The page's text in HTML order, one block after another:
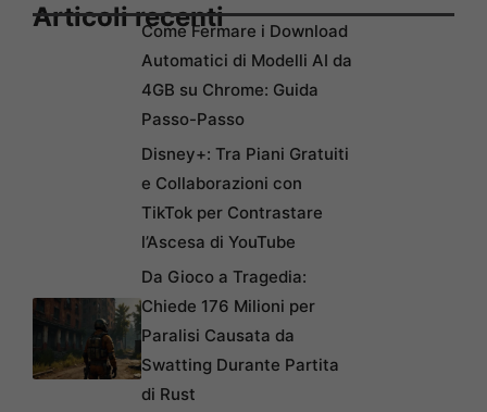
Articoli recentiCome Fermare i Download
Automatici di Modelli AI da
4GB su Chrome: Guida
Passo-Passo
Disney+: Tra Piani Gratuiti
e Collaborazioni con
TikTok per Contrastare
l’Ascesa di YouTube
Da Gioco a Tragedia:
Chiede 176 Milioni per
Paralisi Causata da
Swatting Durante Partita
di Rust